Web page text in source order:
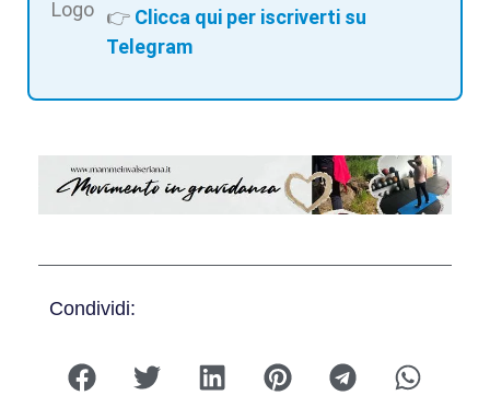
👉 Clicca qui per iscriverti su
Telegram
Condividi: